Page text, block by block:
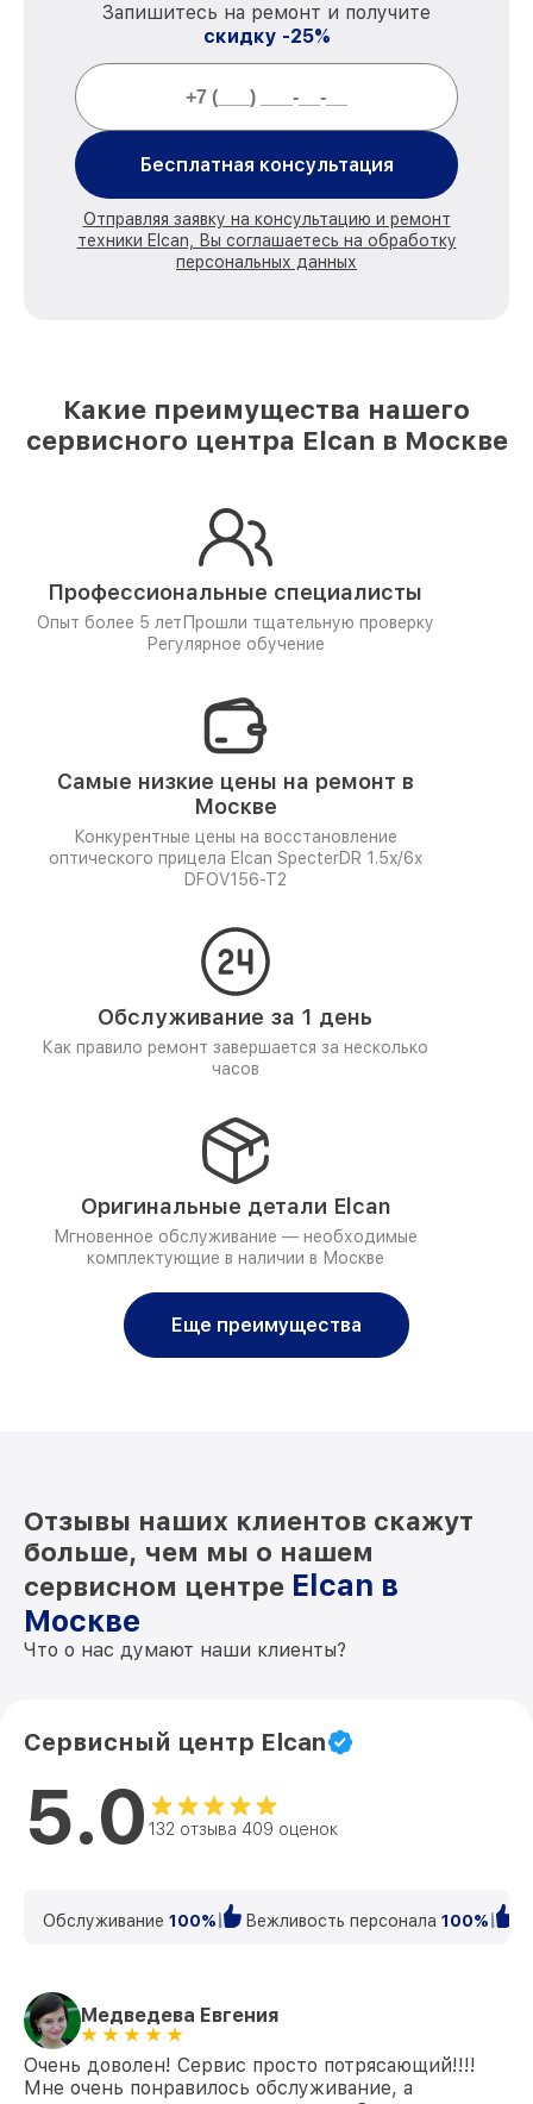
Запишитесь на ремонт и получите
скидку -25%
Бесплатная консультация
Отправляя заявку на консультацию и ремонт
техники Elcan, Вы соглашаетесь на обработку
персональных данных
Какие преимущества нашего
сервисного центра Elcan в Москве
Профессиональные специалисты
Опыт более 5 лет Прошли тщательную проверку
Регулярное обучение
Самые низкие цены на ремонт в
Москве
Конкурентные цены на восстановление
оптического прицела Elcan SpecterDR 1.5x/6x
DFOV156-T2
Обслуживание за 1 день
Как правило ремонт завершается за несколько
часов
Оригинальные детали Elcan
Мгновенное обслуживание — необходимые
комплектующие в наличии в Москве
Еще преимущества
Отзывы наших клиентов скажут
больше, чем мы о нашем
сервисном центре Elcan в
Москве
Что о нас думают наши клиенты?
Сервисный центр Elcan
5.0 132 отзыва 409 оценок
Обслуживание 100% Вежливость персонала 100%
Медведева Евгения
Очень доволен! Сервис просто потрясающий!!!!
Мне очень понравилось обслуживание, а